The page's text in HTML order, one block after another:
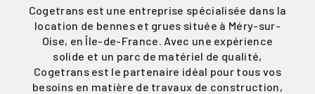
Cogetrans est une entreprise spécialisée dans la
location de bennes et grues située à Méry-sur-
Oise, en Île-de-France. Avec une expérience
solide et un parc de matériel de qualité,
Cogetrans est le partenaire idéal pour tous vos
besoins en matière de travaux de construction,